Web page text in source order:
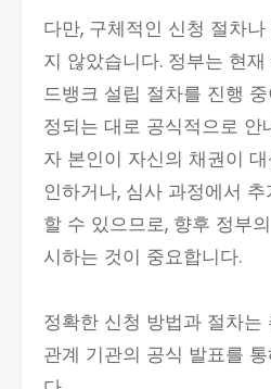
다만, 구체적인 신청 절차
지 않았습니다. 정부는 현
드뱅크 설립 절차를 진행
정되는 대로 공식적으로 안
자 본인이 자신의 채권이
인하거나, 심사 과정에서
할 수 있으므로, 향후 정부
시하는 것이 중요합니다.
정확한 신청 방법과 절차는
관계 기관의 공식 발표를